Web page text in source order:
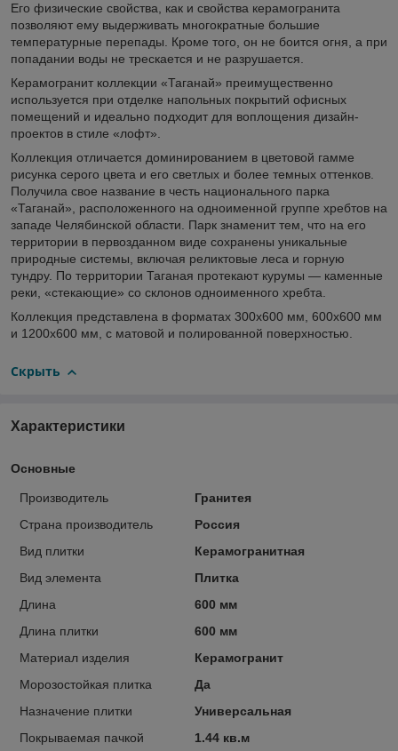
Его физические свойства, как и свойства керамогранита
позволяют ему выдерживать многократные большие
температурные перепады. Кроме того, он не боится огня, а при
попадании воды не трескается и не разрушается.
Керамогранит коллекции «Таганай» преимущественно
используется при отделке напольных покрытий офисных
помещений и идеально подходит для воплощения дизайн-
проектов в стиле «лофт».
Коллекция отличается доминированием в цветовой гамме
рисунка серого цвета и его светлых и более темных оттенков.
Получила свое название в честь национального парка
«Таганай», расположенного на одноименной группе хребтов на
западе Челябинской области. Парк знаменит тем, что на его
территории в первозданном виде сохранены уникальные
природные системы, включая реликтовые леса и горную
тундру. По территории Таганая протекают курумы — каменные
реки, «стекающие» со склонов одноименного хребта.
Коллекция представлена в форматах 300х600 мм, 600х600 мм
и 1200х600 мм, с матовой и полированной поверхностью.
Скрыть
Характеристики
Основные
Производитель
Гранитея
Страна производитель
Россия
Вид плитки
Керамогранитная
Вид элемента
Плитка
Длина
600 мм
Длина плитки
600 мм
Материал изделия
Керамогранит
Морозостойкая плитка
Да
Назначение плитки
Универсальная
Покрываемая пачкой
1.44 кв.м